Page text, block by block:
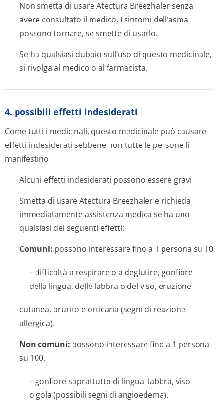
Non smetta di usare Atectura Breezhaler senza
avere consultato il medico. I sintomi dell’asma
possono tornare, se smette di usarlo.
Se ha qualsiasi dubbio sull’uso di questo medicinale,
si rivolga al medico o al farmacista.
4. possibili effetti indesiderati
Come tutti i medicinali, questo medicinale può causare
effetti indesiderati sebbene non tutte le persone li
manifestino
Alcuni effetti indesiderati possono essere gravi
Smetta di usare Atectura Breezhaler e richieda
immediatamente assistenza medica se ha uno
qualsiasi dei seguenti effetti:
Comuni: possono interessare fino a 1 persona su 10
– difficoltà a respirare o a deglutire, gonfiore
della lingua, delle labbra o del viso, eruzione
cutanea, prurito e orticaria (segni di reazione
allergica).
Non comuni: possono interessare fino a 1 persona
su 100.
– gonfiore soprattutto di lingua, labbra, viso
o gola (possibili segni di angioedema).